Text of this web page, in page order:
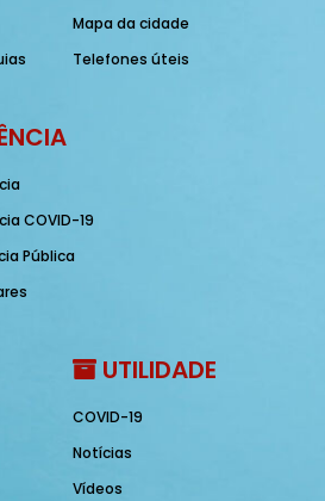
Mapa da cidade
Telefones úteis
COVID-19
Pública
UTILIDADE
COVID-19
Notícias
Vídeos